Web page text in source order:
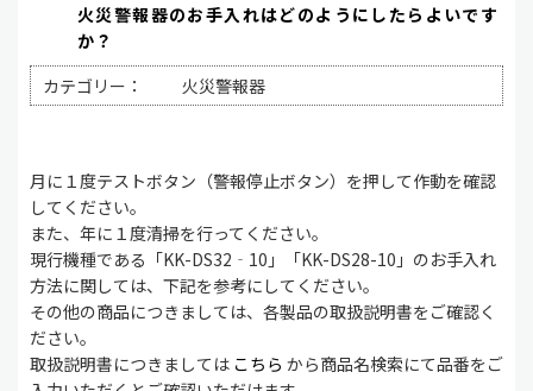
火災警報器のお手入れはどのようにしたらよいです
か？
カテゴリー：
火災警報器
月に１度テストボタン（警報停止ボタン）を押して作動を確認
してください。
また、年に１度清掃を行ってください。
現行機種である「KK-DS32‐10」「KK-DS28-10」のお手入れ
方法に関しては、下記を参考にしてください。
その他の商品につきましては、各製品の取扱説明書をご確認く
ださい。
取扱説明書につきましては こちら から商品名検索にて品番をご